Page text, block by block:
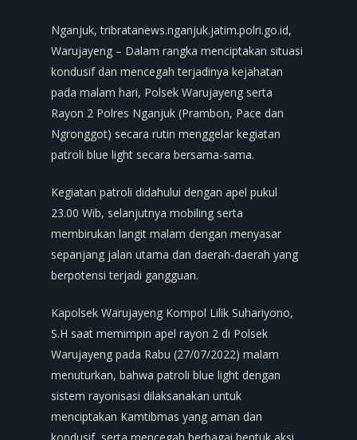
Nganjuk, tribratanews.nganjuk.jatim.polri.go.id,
Warujayeng – Dalam rangka menciptakan situasi
kondusif dan mencegah terjadinya kejahatan
pada malam hari, Polsek Warujayeng serta
Rayon 2 Polres Nganjuk (Prambon, Pace dan
Ngronggot) secara rutin menggelar kegiatan
patroli blue light secara bersama-sama.
Kegiatan patroli didahului dengan apel pukul
23.00 Wib, selanjutnya mobiling serta
membirukan langit malam dengan menyasar
sepanjang jalan utama dan daerah-daerah yang
berpotensi terjadi gangguan.
Kapolsek Warujayeng Kompol Lilik Suhariyono,
S.H saat memimpin apel rayon 2 di Polsek
Warujayeng pada Rabu (27/07/2022) malam
menuturkan, bahwa patroli blue light dengan
sistem rayonisasi dilaksanakan untuk
menciptakan Kamtibmas yang aman dan